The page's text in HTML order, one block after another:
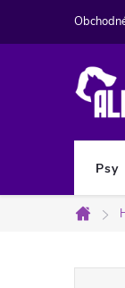
Psy
Domov